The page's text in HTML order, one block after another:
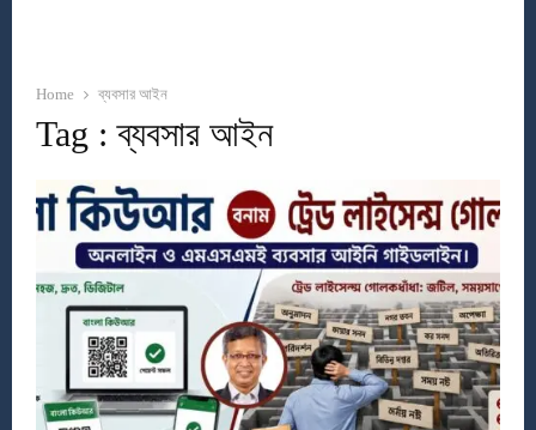
Home ব্যবসার আইন
Tag : ব্যবসার আইন